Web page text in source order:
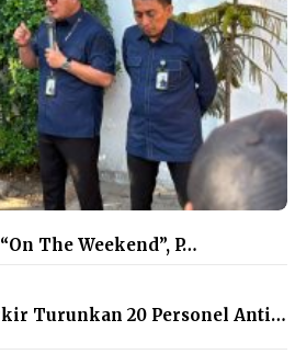
The Weekend”, P…
Turunkan 20 Personel Anti…